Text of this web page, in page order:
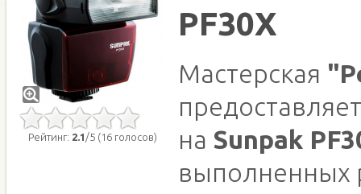
Рейтинг: 2.1 /5 (16 голосов)
PF30X
Мастерская
на Sunpak
выполненных